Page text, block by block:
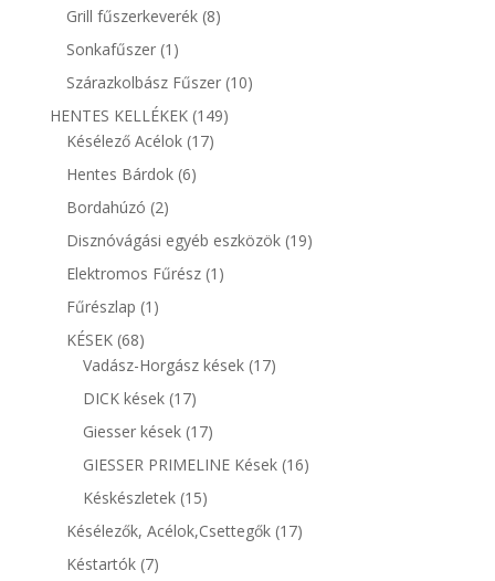
Grill fűszerkeverék 88
Sonkafűszer 1 1
termék
Szárazkolbász Fűszer 1010
HENTES KELLÉKEK 149149
Késélező Acélok 1717
Hentes Bárdok 66
Bordahúzó 22
termék
Disznóvágási egyéb eszközök 1919
Elektromos Fűrész 1 1
Fűrészlap 1 1
KÉSEK 6868
termék
Vadász-Horgász kések 1717
DICK kések 1717
termék
Giesser kések 1717
termék
GIESSER PRIMELINE Kések 1616
Késkészletek 1515
termék
Késélezők, Acélok,Csettegők 1717
Késtartók 77